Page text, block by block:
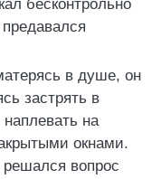
бесконтрольно
в душе, он
застрять в
наплевать на
окнами.
вопрос